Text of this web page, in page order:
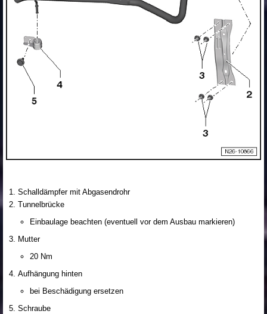
Schalldämpfer mit Abgasendrohr
Tunnelbrücke
Einbaulage beachten (eventuell vor dem Ausbau markieren)
Mutter
20 Nm
Aufhängung hinten
bei Beschädigung ersetzen
Schraube